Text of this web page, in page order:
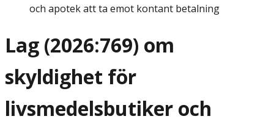
och apotek att ta emot kontant betalning
Lag (2026:769) om
skyldighet för
livsmedelsbutiker och